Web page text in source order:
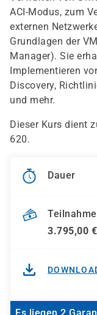
ACI-Modus, zum
externen
Grundlagen der
Manager). Sie
Implementieren
Discovery,
und mehr.
Dieser Kurs dient
620.
Dauer
3.795,00 €